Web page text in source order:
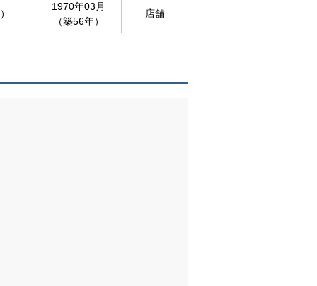
1970年03月
（築56年）
店舗